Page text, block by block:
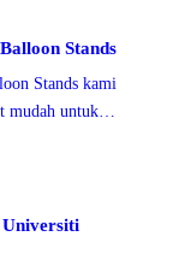
Stands
Stands kami
mudah untuk
Universiti